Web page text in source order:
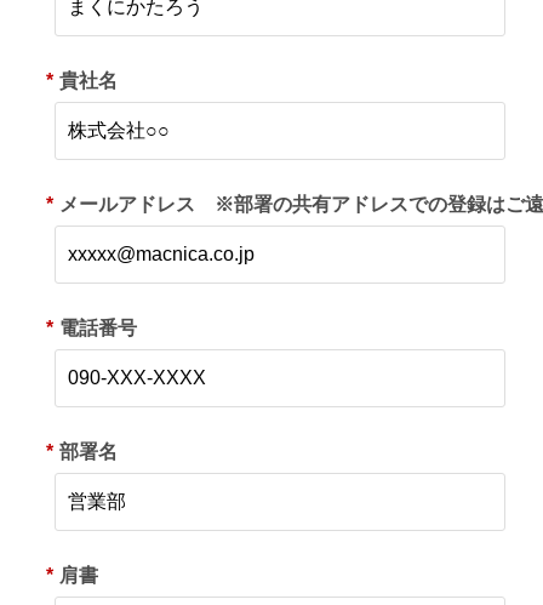
* 貴社名
* メールアドレス ※部署の共有アドレスでの登録はご
* 電話番号
* 部署名
* 肩書